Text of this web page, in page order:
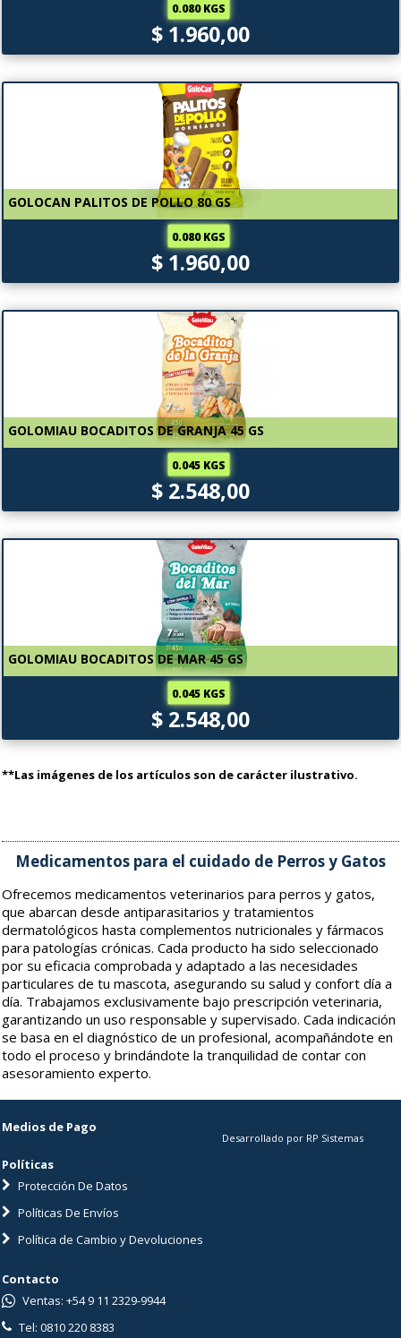
0.080 KGS
$ 1.960,00
GOLOCAN PALITOS DE POLLO 80 GS
0.080 KGS
$ 1.960,00
GOLOMIAU BOCADITOS DE GRANJA 45 GS
0.045 KGS
$ 2.548,00
GOLOMIAU BOCADITOS DE MAR 45 GS
0.045 KGS
$ 2.548,00
**Las imágenes de los artículos son de carácter ilustrativo.
Medicamentos para el cuidado de Perros y Gatos
Ofrecemos medicamentos veterinarios para perros y gatos,
que abarcan desde antiparasitarios y tratamientos
dermatológicos hasta complementos nutricionales y fármacos
para patologías crónicas. Cada producto ha sido seleccionado
por su eficacia comprobada y adaptado a las necesidades
particulares de tu mascota, asegurando su salud y confort día a
día. Trabajamos exclusivamente bajo prescripción veterinaria,
garantizando un uso responsable y supervisado. Cada indicación
se basa en el diagnóstico de un profesional, acompañándote en
todo el proceso y brindándote la tranquilidad de contar con
asesoramiento experto.
Medios de Pago
Políticas
Protección De Datos
Políticas De Envíos
Política de Cambio y Devoluciones
Desarrollado por RP Sistemas
Contacto
Ventas: +54 9 11 2329-9944
Tel: 0810 220 8383